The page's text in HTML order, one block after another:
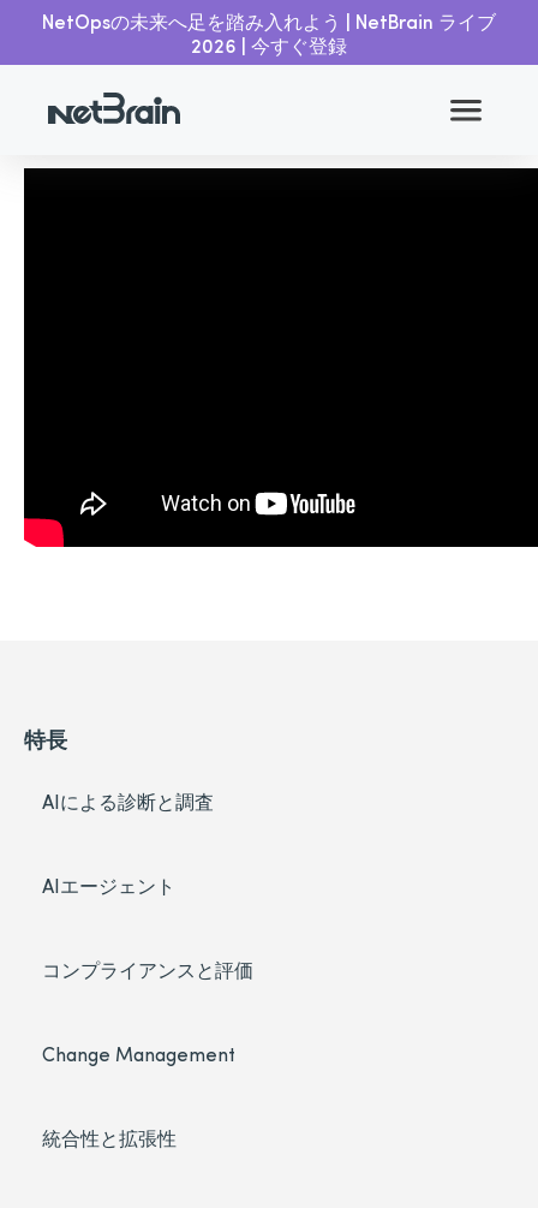
NetOpsの未来へ足を踏み入れよう | NetBrain ライブ
2026 | 今すぐ登録
オンデマンドのウェビナーを見
特長
AIによる診断と調査
AIエージェント
コンプライアンスと評価
Change Management
統合性と拡張性